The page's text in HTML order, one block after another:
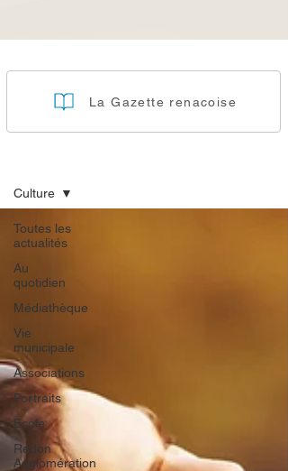
La Gazette renacoise
Toutes les
actualités
Au
quotidien
Médiathèque
Vie
municipale
Associations
Portraits
Ecole
Redon
Agglomération
Culture